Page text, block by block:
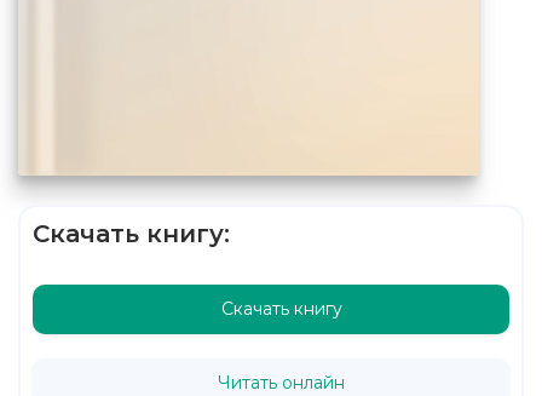
Скачать книгу:
Скачать книгу
Читать онлайн